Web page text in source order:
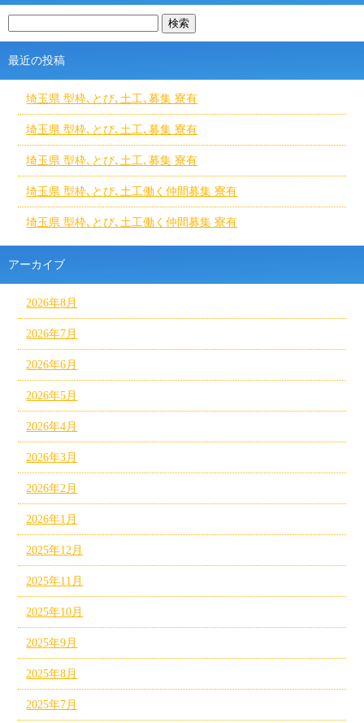
最近の投稿
埼玉県 型枠､とび､土工､募集 寮有
埼玉県 型枠､とび､土工､募集 寮有
埼玉県 型枠､とび､土工､募集 寮有
埼玉県 型枠､とび､土工働く仲間募集 寮有
埼玉県 型枠､とび､土工働く仲間募集 寮有
アーカイブ
2026年8月
2026年7月
2026年6月
2026年5月
2026年4月
2026年3月
2026年2月
2026年1月
2025年12月
2025年11月
2025年10月
2025年9月
2025年8月
2025年7月